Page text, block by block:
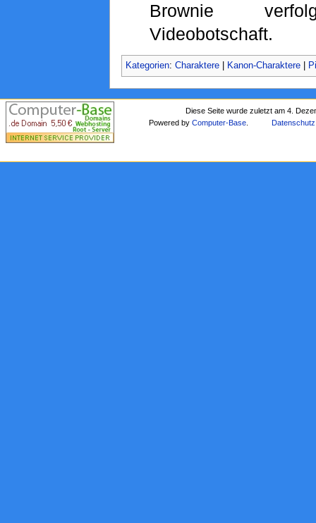
Brownie
Videobotschaft.
Kategorien: Charaktere| Kanon-Charaktere|
Diese Seite wurde zuletzt am 4.
Powered byComputer-Base Datenschutz